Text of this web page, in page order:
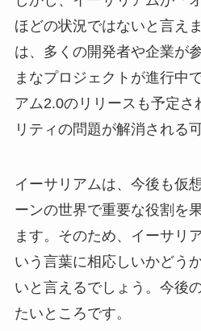
ほどの状況ではないと言え
は、多くの開発者や企業が
まなプロジェクトが進行中
アム2.0のリリースも予定さ
リティの問題が解消される
イーサリアムは、今後も仮
ーンの世界で重要な役割を
ます。そのため、イーサリ
いう言葉に相応しいかどう
いと言えるでしょう。今後
たいところです。